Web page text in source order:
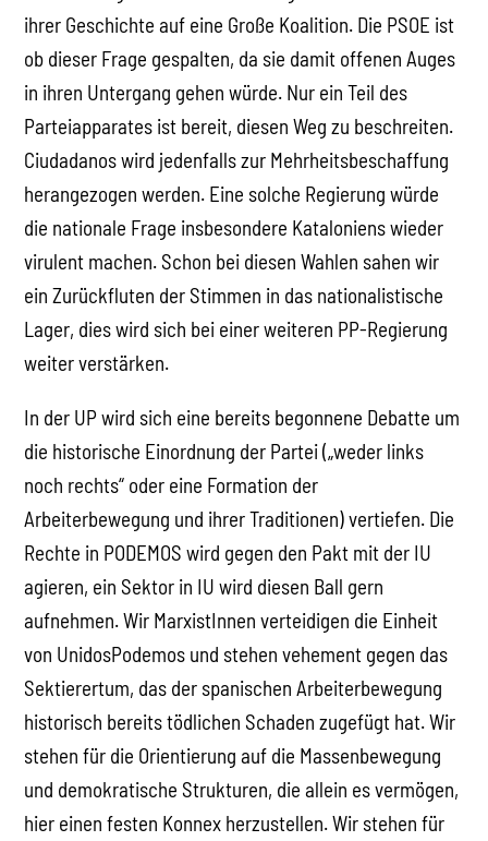
ihrer Geschichte auf eine Große Koalition. Die PSOE ist
ob dieser Frage gespalten, da sie damit offenen Auges
in ihren Untergang gehen würde. Nur ein Teil des
Parteiapparates ist bereit, diesen Weg zu beschreiten.
Ciudadanos wird jedenfalls zur Mehrheitsbeschaffung
herangezogen werden. Eine solche Regierung würde
die nationale Frage insbesondere Kataloniens wieder
virulent machen. Schon bei diesen Wahlen sahen wir
ein Zurückfluten der Stimmen in das nationalistische
Lager, dies wird sich bei einer weiteren PP-Regierung
weiter verstärken.
In der UP wird sich eine bereits begonnene Debatte um
die historische Einordnung der Partei („weder links
noch rechts“ oder eine Formation der
Arbeiterbewegung und ihrer Traditionen) vertiefen. Die
Rechte in PODEMOS wird gegen den Pakt mit der IU
agieren, ein Sektor in IU wird diesen Ball gern
aufnehmen. Wir MarxistInnen verteidigen die Einheit
von UnidosPodemos und stehen vehement gegen das
Sektierertum, das der spanischen Arbeiterbewegung
historisch bereits tödlichen Schaden zugefügt hat. Wir
stehen für die Orientierung auf die Massenbewegung
und demokratische Strukturen, die allein es vermögen,
hier einen festen Konnex herzustellen. Wir stehen für